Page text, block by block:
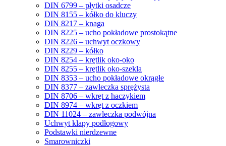
DIN 6799 – płytki osadcze
DIN 8155 – kółko do kluczy
DIN 8217 – knaga
DIN 8225 – ucho pokładowe prostokątne
DIN 8226 – uchwyt oczkowy
DIN 8229 – kółko
DIN 8254 – krętlik oko-oko
DIN 8255 – krętlik oko-szekla
DIN 8353 – ucho pokładowe okrągłe
DIN 8377 – zawleczka sprężysta
DIN 8706 – wkręt z haczykiem
DIN 8974 – wkręt z oczkiem
DIN 11024 – zawleczka podwójna
Uchwyt klapy podłogowy
Podstawki nierdzewne
Smarowniczki